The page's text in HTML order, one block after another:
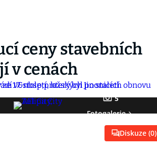
ceny stavebních
v cenách
5
Fotogalerie
Diskuze (0)